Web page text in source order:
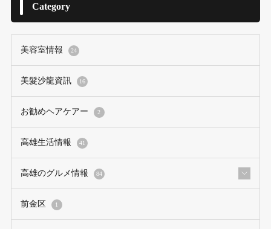
Category
美容室情報 24
美髮沙龍資訊 16
お勧めヘアケアー 2
高雄生活情報 41
高雄のグルメ情報 84
前金区 1